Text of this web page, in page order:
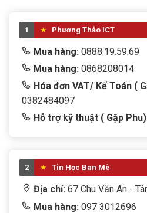
1 Phương Thảo ICT
Mua hàng: 0888.19.59.69
Mua hàng: 0868208014
Hóa đơn VAT/ Kế Toán (
0382484097
Hỗ trợ kỹ thuật ( Gặp
2 Tin Học Ban Mê
Địa chỉ: 67 Chu Văn An -
Mua hàng: 097 3012696